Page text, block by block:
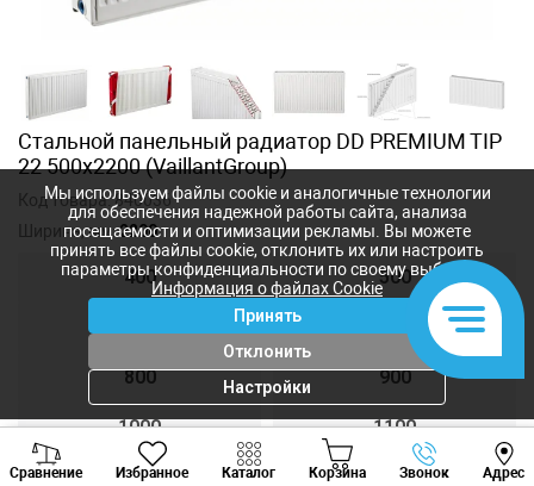
Стальной панельный радиатор DD PREMIUM TIP
22 500x2200 (VaillantGroup)
Код товара:840036
Ширина, мм:2200
400 500
800 900
1000 1100
1200 1300
Сравнение Избранное Каталог Корзина Звонок Адрес
Viber Whatsapp
Мы используем файлы cookie и аналогичные технологии
для обеспечения надежной работы сайта, анализа
посещаемости и оптимизации рекламы. Вы можете
принять все файлы cookie, отклонить их или настроить
параметры конфиденциальности по своему выбору.
Информация о файлах Cookie
Принять
Отклонить
Настройки